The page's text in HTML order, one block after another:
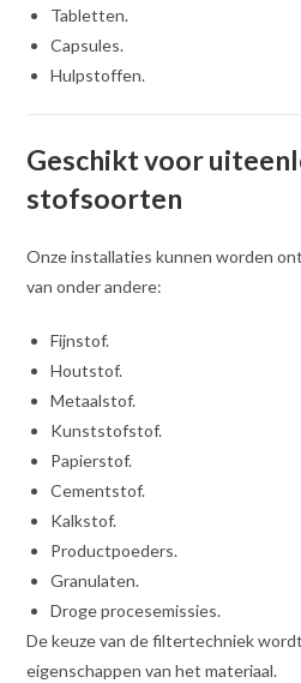
Tabletten.
Capsules.
Hulpstoffen.
Geschikt voor
stofsoorten
Onze installaties kunnen worden
van onder andere:
Fijnstof.
Houtstof.
Metaalstof.
Kunststofstof.
Papierstof.
Cementstof.
Kalkstof.
Productpoeders.
Granulaten.
Droge procesemissies.
De keuze van de filtertechniek
eigenschappen van het materiaal.